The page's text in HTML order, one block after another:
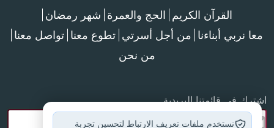
القرآن الكريم الحج والعمرة شهر رمضان
معا نربي أبناءنا من أجل أسرتي تطوع معنا تواصل معنا
من نحن
اشترك في قائمتنا البريدية
نستخدم ملفات تعريف الارتباط لتحسين تجربة